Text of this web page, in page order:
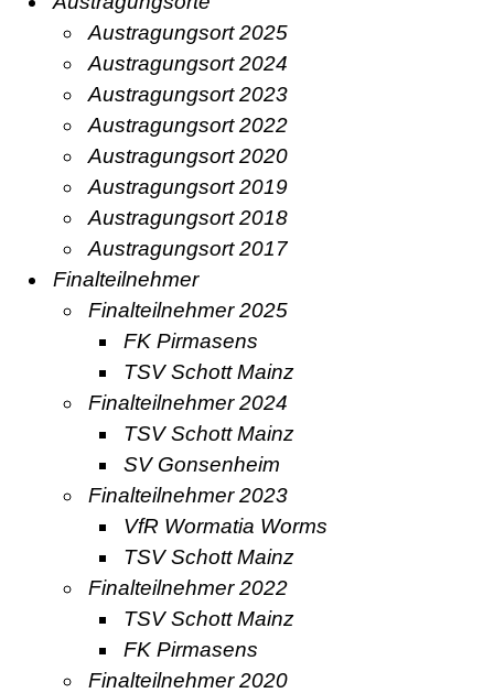
Austragungsort 2025
Austragungsort 2024
Austragungsort 2023
Austragungsort 2022
Austragungsort 2020
Austragungsort 2019
Austragungsort 2018
Austragungsort 2017
Finalteilnehmer
Finalteilnehmer 2025
FK Pirmasens
TSV Schott Mainz
Finalteilnehmer 2024
TSV Schott Mainz
SV Gonsenheim
Finalteilnehmer 2023
VfR Wormatia Worms
TSV Schott Mainz
Finalteilnehmer 2022
TSV Schott Mainz
FK Pirmasens
Finalteilnehmer 2020